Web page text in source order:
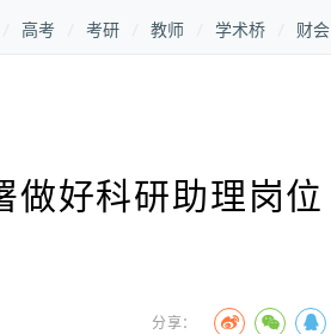
高考 考研 教师 学术桥 财会
做好科研助理岗位
分享：